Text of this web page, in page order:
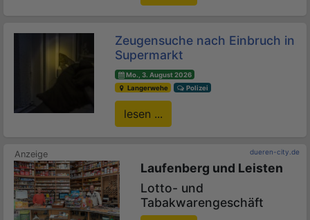
Zeugensuche nach Einbruch in
Supermarkt
Mo., 3. August 2026
Langerwehe
Polizei
lesen ...
dueren-city.de
Laufenberg und Leisten
Lotto- und
Tabakwarengeschäft